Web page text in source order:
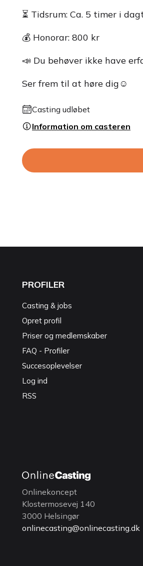
⏳ Tidsrum: Ca. 5 timer i
💰 Honorar: 800 kr
📣 Du behøver ikke have
Ser frem til at høre dig☺️
Casting udløbet
Information om casteren
PROFILER
Casting & jobs
Opret profil
Priser og medlemskaber
FAQ - Profiler
Succesoplevelser
Log ind
RSS
Onlinekoncept
Klostermosevej 140
3000 Helsingør
onlinecasting@onlinecasting.dk